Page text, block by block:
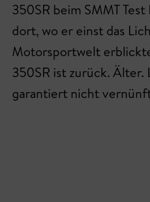
350SR beim SMMT
dort, wo er einst das
Motorsportwelt
350SR ist zurück. Älter.
garantiert nicht